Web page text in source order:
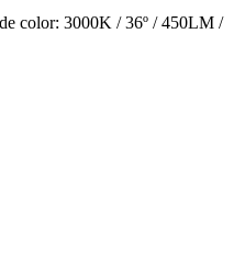
color: 3000K / 36º / 450LM /